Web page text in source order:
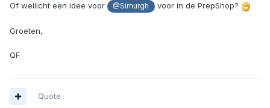
Of wellicht een idee voor
@Simurgh voor in de PrepShop?
Groeten,
QF
Quote